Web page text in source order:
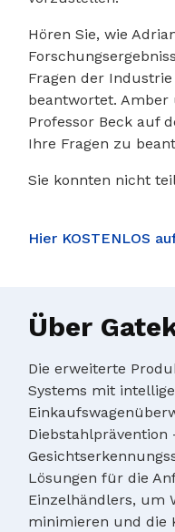
Hören Sie, wie
Fragen der
beantwortet. Amber
Professor Beck auf
Ihre Fragen zu
Sie konnten nicht
Hier KOSTENLOS
Über
Die erweiterte
Systems mit
Lösungen für die
Einzelhändlers, um
minimieren und die